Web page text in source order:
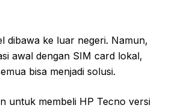
dibawa ke luar negeri. Namun,
awal dengan SIM card lokal,
bisa menjadi solusi.
untuk membeli HP Tecno versi